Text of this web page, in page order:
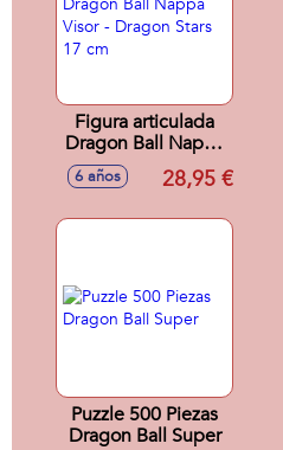
Figura articulada
Dragon Ball Nappa
Visor - Dragon Stars
17 cm
6 años 28,95 €
Puzzle 500 Piezas
Dragon Ball Super